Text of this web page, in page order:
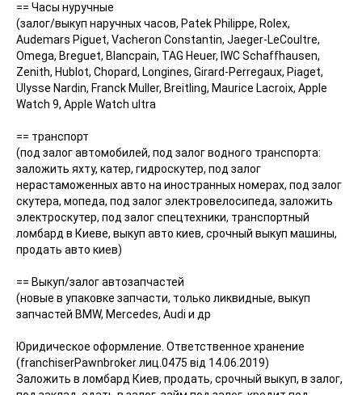
== Часы нуручные
(залог/выкуп наручных часов, Patek Philippe, Rolex,
Audemars Piguet, Vacheron Constantin, Jaeger-LeCoultre,
Omega, Breguet, Blancpain, TAG Heuer, IWC Schaffhausen,
Zenith, Hublot, Chopard, Longines, Girard-Perregaux, Piaget,
Ulysse Nardin, Franck Muller, Breitling, Maurice Lacroix, Apple
Watch 9, Apple Watch ultra
== транспорт
(под залог автомобилей, под залог водного транспорта:
заложить яхту, катер, гидроскутер, под залог
нерастаможенных авто на иностранных номерах, под залог
скутера, мопеда, под залог электровелосипеда, заложить
электроскутер, под залог спецтехники, транспортный
ломбард в Киеве, выкуп авто киев, срочный выкуп машины,
продать авто киев)
== Выкуп/залог автозапчастей
(новые в упаковке запчасти, только ликвидные, выкуп
запчастей BMW, Mercedes, Audi и др
Юридическое оформление. Ответственное хранение
(franchiserPawnbroker лиц.0475 від 14.06.2019)
Заложить в ломбард Киев, продать, срочный выкуп, в залог,